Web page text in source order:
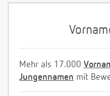
Mehr als 17.000
Jungennamen mit